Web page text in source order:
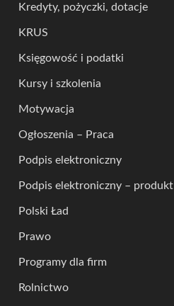
Kredyty, pożyczki, dotacje
KRUS
Księgowość i podatki
Kursy i szkolenia
Motywacja
Ogłoszenia – Praca
Podpis elektroniczny
Podpis elektroniczny – produkt
Polski Ład
Prawo
Programy dla firm
Rolnictwo